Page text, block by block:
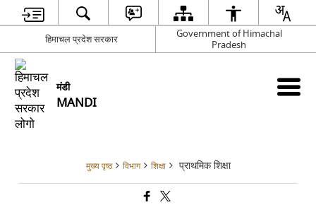
हिमाचल प्रदेश सरकार
Government of Himachal
Pradesh
मंडी
MANDI
मुख्य पृष्ठ विभाग शिक्षा प्राथमिक शिक्षा